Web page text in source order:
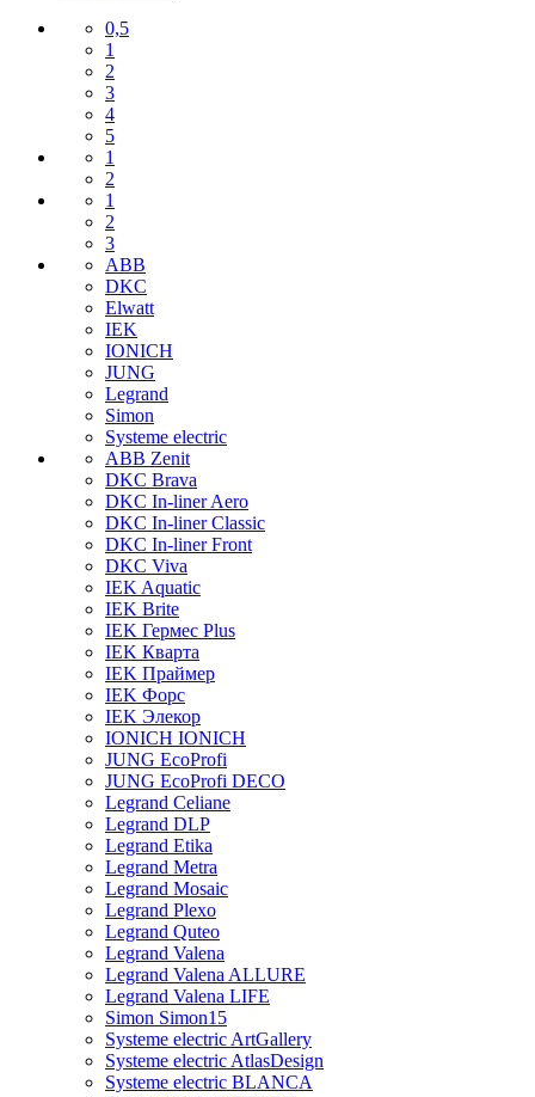
0,5
1
2
3
4
5
1
2
1
2
3
ABB
DKC
Elwatt
IEK
IONICH
JUNG
Legrand
Simon
Systeme electric
ABB Zenit
DKC Brava
DKC In-liner Aero
DKC In-liner Classic
DKC In-liner Front
DKC Viva
IEK Aquatic
IEK Brite
IEK Гермес Plus
IEK Кварта
IEK Праймер
IEK Форс
IEK Элекор
IONICH IONICH
JUNG EcoProfi
JUNG EcoProfi DECO
Legrand Celiane
Legrand DLP
Legrand Etika
Legrand Metra
Legrand Mosaic
Legrand Plexo
Legrand Quteo
Legrand Valena
Legrand Valena ALLURE
Legrand Valena LIFE
Simon Simon15
Systeme electric ArtGallery
Systeme electric AtlasDesign
Systeme electric BLANCA